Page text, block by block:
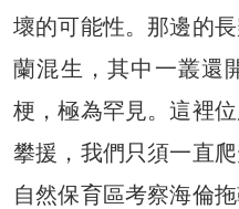
壞的可能性。那邊的
蘭混生，其中一叢還
梗，極為罕見。這裡
攀援，我們只須一直
自然保育區考察海倫